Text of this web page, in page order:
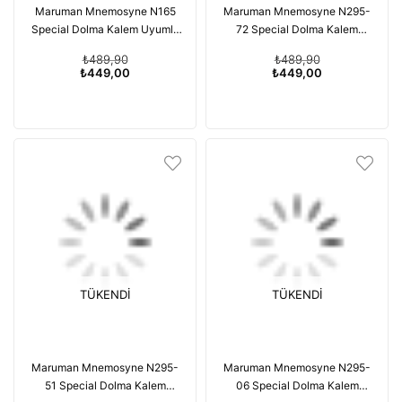
Maruman Mnemosyne N165
Special Dolma Kalem Uyumlu
₺449,00
₺489,90
Maruman Mnemosyne N295-
72 Special Dolma Kalem
Navy
₺449,00
₺489,90
TÜKENDI
Maruman Mnemosyne N295-
51 Special Dolma Kalem
TÜKENDI
Maruman Mnemosyne N295-
06 Special Dolma Kalem